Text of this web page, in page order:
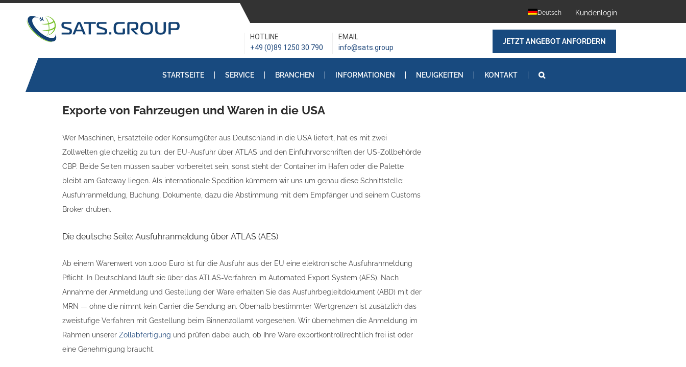
Deutsch Kundenlogin
HOTLINE
+49 (0)89 1250 30 790
EMAIL
info@sats.group
JETZT ANGEBOT ANFORDERN
STARTSEITE SERVICE BRANCHEN INFORMATIONEN NEUIGKEITEN KONTAKT
Exporte von Fahrzeugen und Waren in die USA
Wer Maschinen, Ersatzteile oder Konsumgüter aus Deutschland in die USA liefert, hat es mit zwei
Zollwelten gleichzeitig zu tun: der EU-Ausfuhr über ATLAS und den Einfuhrvorschriften der US-Zollbehörde
CBP. Beide Seiten müssen sauber vorbereitet sein, sonst steht der Container im Hafen oder die Palette
bleibt am Gateway liegen. Als internationale Spedition kümmern wir uns um genau diese Schnittstelle:
Ausfuhranmeldung, Buchung, Dokumente, dazu die Abstimmung mit dem Empfänger und seinem Customs
Broker drüben.
Die deutsche Seite: Ausfuhranmeldung über ATLAS (AES)
Ab einem Warenwert von 1.000 Euro ist für die Ausfuhr aus der EU eine elektronische Ausfuhranmeldung
Pflicht. In Deutschland läuft sie über das ATLAS-Verfahren im Automated Export System (AES). Nach
Annahme der Anmeldung und Gestellung der Ware erhalten Sie das Ausfuhrbegleitdokument (ABD) mit der
MRN — ohne die nimmt kein Carrier die Sendung an. Oberhalb bestimmter Wertgrenzen ist zusätzlich das
zweistufige Verfahren mit Gestellung beim Binnenzollamt vorgesehen. Wir übernehmen die Anmeldung im
Rahmen unserer Zollabfertigung und prüfen dabei auch, ob Ihre Ware exportkontrollrechtlich frei ist oder
eine Genehmigung braucht.